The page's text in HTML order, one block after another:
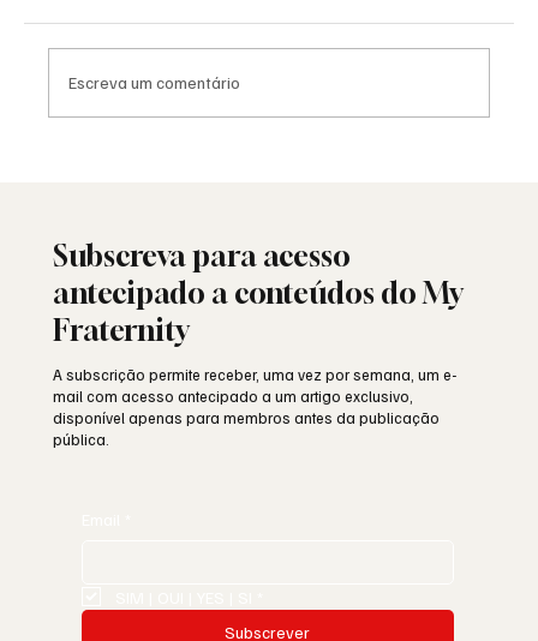
Escreva um comentário
Subscreva para acesso
antecipado a conteúdos do My
Fraternity
A subscrição permite receber, uma vez por semana, um e-
mail com acesso antecipado a um artigo exclusivo,
disponível apenas para membros antes da publicação
pública.
Subscrever